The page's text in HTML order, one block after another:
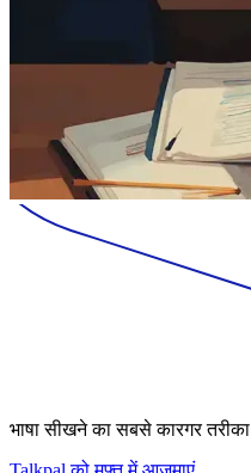
भाषा सीखने का सबसे कारगर तरीका